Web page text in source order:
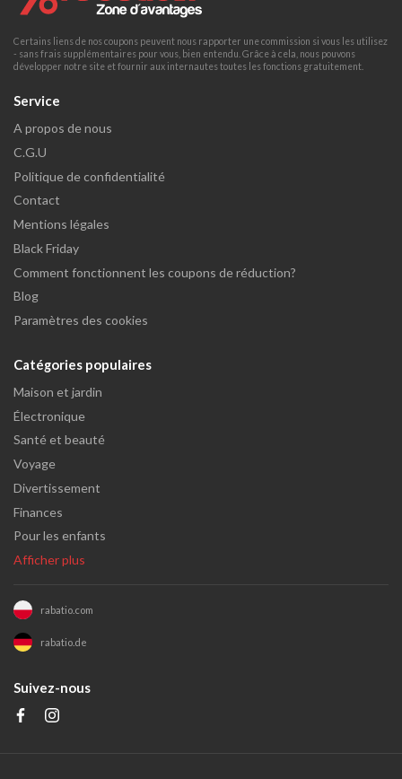
Certains liens de nos coupons peuvent nous rapporter une commission si vous les utilisez
- sans frais supplémentaires pour vous, bien entendu. Grâce à cela, nous pouvons
développer notre site et fournir aux internautes toutes les fonctions gratuitement.
Service
A propos de nous
C.G.U
Politique de confidentialité
Contact
Mentions légales
Black Friday
Comment fonctionnent les coupons de réduction?
Blog
Paramètres des cookies
Catégories populaires
Maison et jardin
Électronique
Santé et beauté
Voyage
Divertissement
Finances
Pour les enfants
Afficher plus
rabatio.com
rabatio.de
Suivez-nous